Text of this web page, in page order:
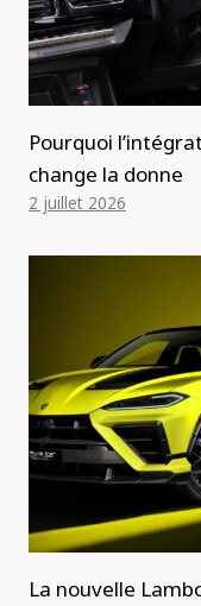
Pourquoi
change la donne
2 juillet 2026
La nouvelle